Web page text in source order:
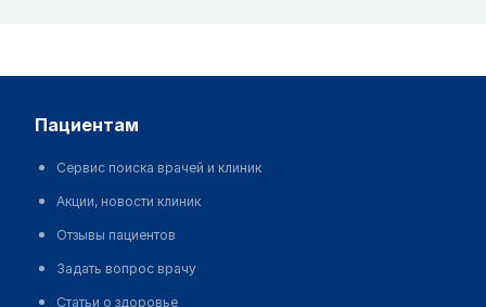
пациентам
Сервис поиска врачей и клиник
Акции, новости клиник
Отзывы пациентов
Задать вопрос врачу
Статьи о здоровье